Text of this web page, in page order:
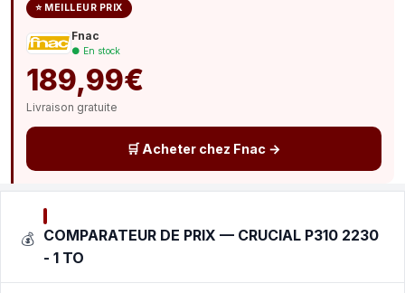
⭐ MEILLEUR PRIX
Fnac
● En stock
189,99€
Livraison gratuite
🛒 Acheter chez Fnac →
💰 COMPARATEUR DE PRIX — CRUCIAL P310 2230
- 1 TO